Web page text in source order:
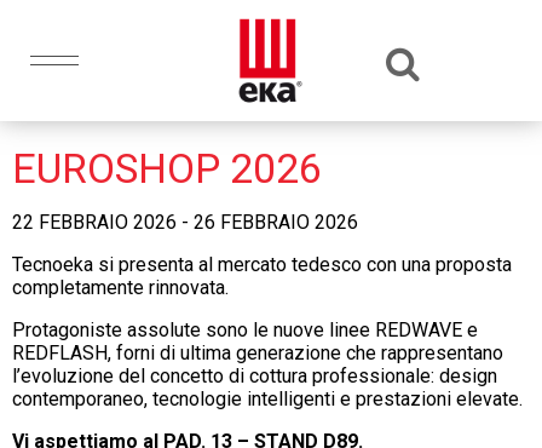
EUROSHOP 2026
22 FEBBRAIO 2026 - 26 FEBBRAIO 2026
Tecnoeka si presenta al mercato tedesco con una proposta
completamente rinnovata.
Protagoniste assolute sono le nuove linee REDWAVE e
REDFLASH, forni di ultima generazione che rappresentano
l’evoluzione del concetto di cottura professionale: design
contemporaneo, tecnologie intelligenti e prestazioni elevate.
Vi aspettiamo al PAD. 13 – STAND D89.